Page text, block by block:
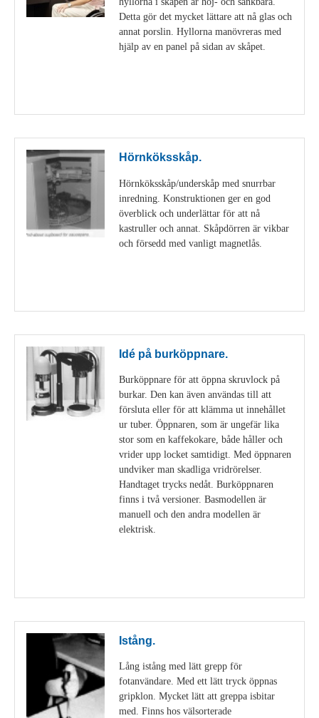
Detta gör det mycket lättare att nå glas och
annat porslin. Hyllorna manövreras med
hjälp av en panel på sidan av skåpet.
Hörnköksskåp.
Hörnköksskåp/underskåp med snurrbar
inredning. Konstruktionen ger en god
överblick och underlättar för att nå
kastruller och annat. Skåpdörren är vikbar
och försedd med vanligt magnetlås.
Idé på burköppnare.
Burköppnare för att öppna skruvlock på
burkar. Den kan även användas till att
försluta eller för att klämma ut innehållet
ur tuber. Öppnaren, som är ungefär lika
stor som en kaffekokare, både håller och
vrider upp locket samtidigt. Med öppnaren
undviker man skadliga vridrörelser.
Handtaget trycks nedåt. Burköppnaren
finns i två versioner. Basmodellen är
manuell och den andra modellen är
elektrisk.
Istång.
Lång istång med lätt grepp för
fotanvändare. Med ett lätt tryck öppnas
gripklon. Mycket lätt att greppa isbitar
med. Finns hos välsorterade